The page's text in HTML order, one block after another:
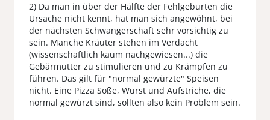
2) Da man in über der Hälfte der Fehlgeburten die
Ursache nicht kennt, hat man sich angewöhnt, bei
der nächsten Schwangerschaft sehr vorsichtig zu
sein. Manche Kräuter stehen im Verdacht
(wissenschaftlich kaum nachgewiesen...) die
Gebärmutter zu stimulieren und zu Krämpfen zu
führen. Das gilt für "normal gewürzte" Speisen
nicht. Eine Pizza Soße, Wurst und Aufstriche, die
normal gewürzt sind, sollten also kein Problem sein.